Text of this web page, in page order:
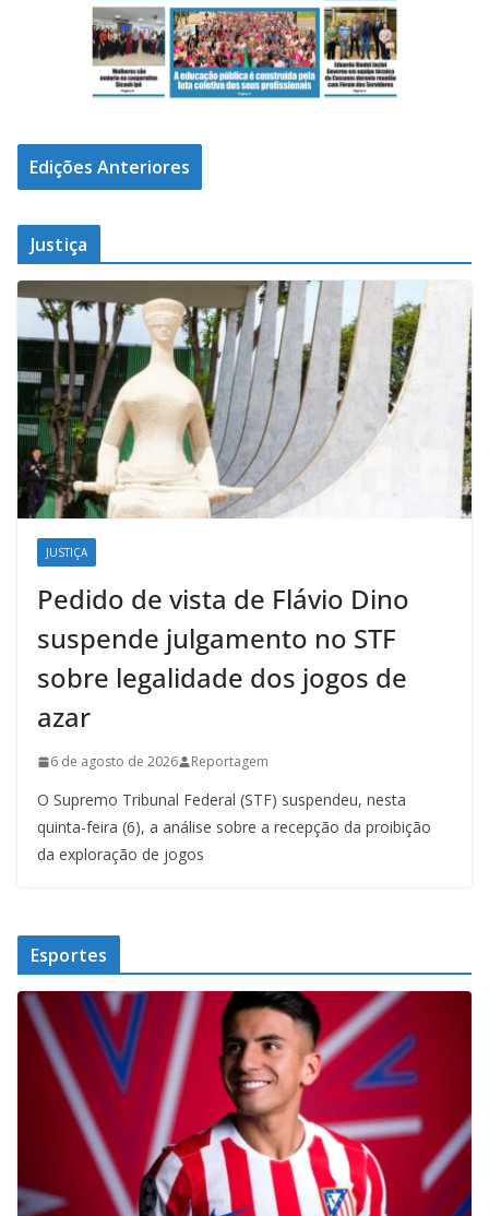
Edições Anteriores
Justiça
JUSTIÇA
Pedido de vista de Flávio Dino
suspende julgamento no STF
sobre legalidade dos jogos de
azar
6 de agosto de 2026 Reportagem
O Supremo Tribunal Federal (STF) suspendeu, nesta
quinta-feira (6), a análise sobre a recepção da proibição
da exploração de jogos
Esportes